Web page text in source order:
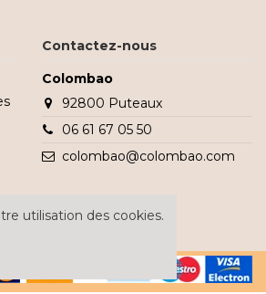
Contactez-nous
Colombao
92800 Puteaux
06 61 67 05 50
colombao@colombao.com
utilisation des cookies.